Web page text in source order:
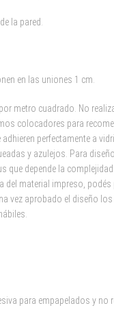
la pared.
en las uniones 1 cm.
metro cuadrado. No
colocadores para
perfectamente a
y azulejos. Para
que depende la
del material impreso,
vez aprobado el diseño
para empapelados y no